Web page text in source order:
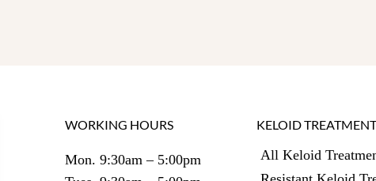
WORKING HOURS
Mon. 9:30am – 5:00pm
KELOID
All Keloid